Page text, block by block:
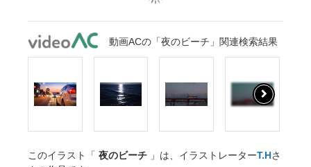
動画ACの「夜のビーチ」関連検索結果
このイラスト「 夜のビーチ 」は、イラストレーターT.Hさ